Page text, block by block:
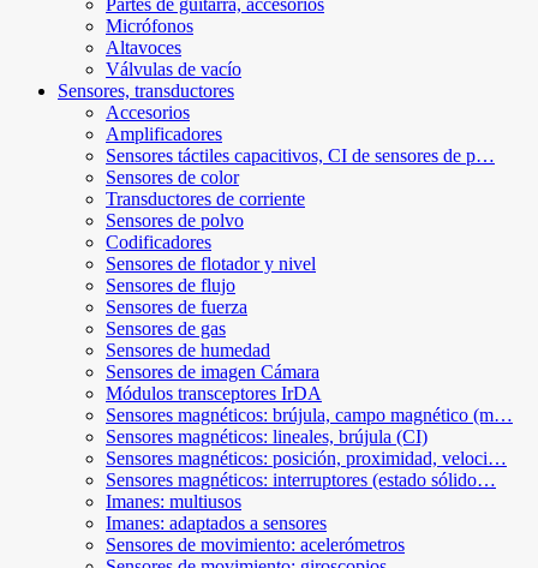
Partes de guitarra, accesorios
Micrófonos
Altavoces
Válvulas de vacío
Sensores, transductores
Accesorios
Amplificadores
Sensores táctiles capacitivos, CI de sensores de p…
Sensores de color
Transductores de corriente
Sensores de polvo
Codificadores
Sensores de flotador y nivel
Sensores de flujo
Sensores de fuerza
Sensores de gas
Sensores de humedad
Sensores de imagen Cámara
Módulos transceptores IrDA
Sensores magnéticos: brújula, campo magnético (m…
Sensores magnéticos: lineales, brújula (CI)
Sensores magnéticos: posición, proximidad, veloci…
Sensores magnéticos: interruptores (estado sólido…
Imanes: multiusos
Imanes: adaptados a sensores
Sensores de movimiento: acelerómetros